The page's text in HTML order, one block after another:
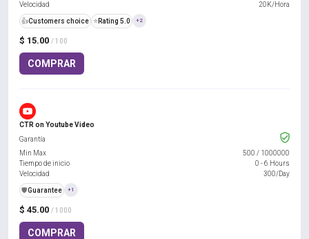
$ 15.00 / 100
COMPRAR
Velocidad
20K/Hora
👍Customers choice ⭐ Rating 5.0 +2
CTR on Youtube Video
$ 45.00 / 1000
COMPRAR
Garantía
Min Max
500 / 1000000
Tiempo de inicio
0 - 6 Hours
Velocidad
300/Day
️🛡️Guarantee +1